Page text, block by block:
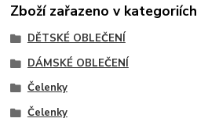
Zboží zařazeno v kategoriích
DĚTSKÉ OBLEČENÍ
DÁMSKÉ OBLEČENÍ
Čelenky
Čelenky